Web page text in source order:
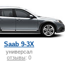
Saab 9-3X
универсал
отзывы: 0